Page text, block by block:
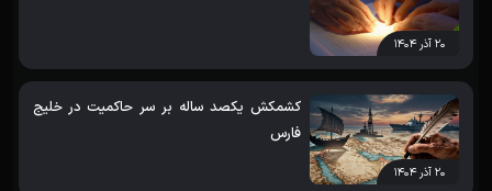
۲۰ آذر ۱۴۰۴
۲۰ آذر ۱۴۰۴
کشمکش یکصد ساله بر سر حاکمیت در خلیج
فارس